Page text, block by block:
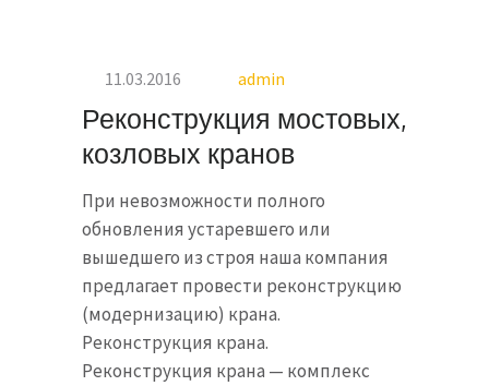
11.03.2016 admin
Реконструкция мостовых,
козловых кранов
При невозможности полного
обновления устаревшего или
вышедшего из строя наша компания
предлагает провести реконструкцию
(модернизацию) крана.
Реконструкция крана.
Реконструкция крана — комплекс